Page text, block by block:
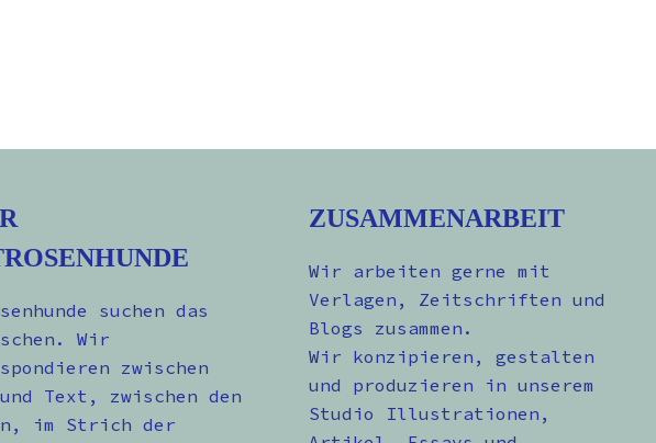
suchen das
Wir
zwischen
Text, zwischen den
im Strich der
ZUSAMMENARBEIT
Wir arbeiten gerne mit
Verlagen, Zeitschriften und
Blogs zusammen.
Wir konzipieren, gestalten
und produzieren in unserem
Studio Illustrationen,